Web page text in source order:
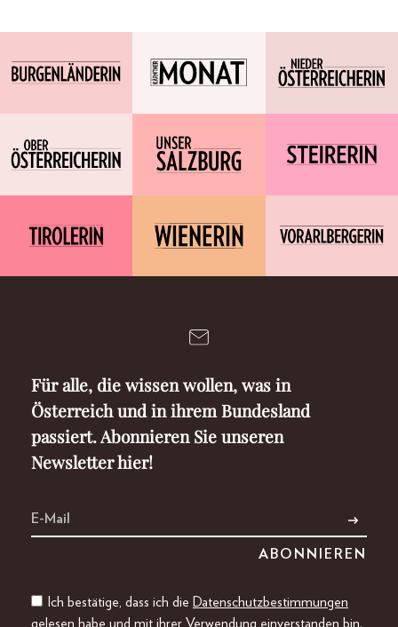
Für alle, die wissen wollen, was in
Österreich und in ihrem Bundesland
passiert. Abonnieren Sie unseren
Newsletter hier!
Ich bestätige, dass ich die Datenschutzbestimmungen
gelesen habe und mit ihrer Verwendung einverstanden bin.